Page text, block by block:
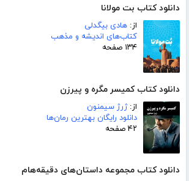
دانلود کتاب بت مولانا
از: هادی بیگدلی
کتاب‌های اندیشه و مذهب
۱۳۴ صفحه
دانلود کتاب کمیسر مگره و پیرزن
از:ژرژ سیمنون
دانلود رایگان بهترین رمان‌ها
۴۲ صفحه
دانلود کتاب مجموعه داستان‌های دقیقه‌هام